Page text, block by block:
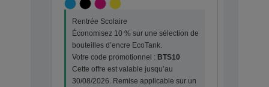
Rentrée Scolaire
Économisez 10 % sur une sélection de
bouteilles d’encre EcoTank.
Votre code promotionnel : BTS10
Cette offre est valable jusqu’au
30/08/2026. Remise applicable sur un